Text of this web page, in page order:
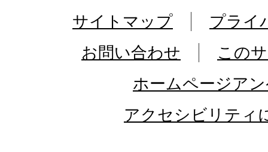
サイトマップ
プライ
お問い合わせ
この
ホームページア
アクセシビリティ